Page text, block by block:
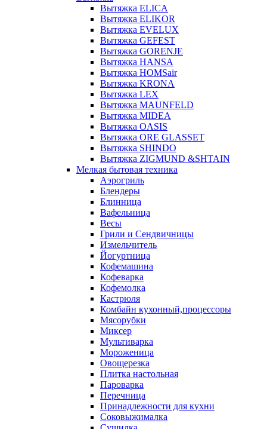
Вытяжка ELICA
Вытяжка ELIKOR
Вытяжка EVELUX
Вытяжка GEFEST
Вытяжка GORENJE
Вытяжка HANSA
Вытяжка HOMSair
Вытяжка KRONA
Вытяжка LEX
Вытяжка MAUNFELD
Вытяжка MIDEA
Вытяжка OASIS
Вытяжка ORE GLASSET
Вытяжка SHINDO
Вытяжка ZIGMUND &SHTAIN
Мелкая бытовая техника
Аэрогриль
Блендеры
Блинница
Вафельница
Весы
Грили и Сендвичницы
Измельчитель
Йогуртница
Кофемашина
Кофеварка
Кофемолка
Кастрюля
Комбайн кухонный,процессоры
Мясорубки
Миксер
Мультиварка
Мороженица
Овощерезка
Плитка настольная
Пароварка
Перечница
Принадлежности для кухни
Соковыжималка